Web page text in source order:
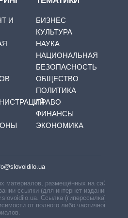
И
БИЗНЕС
КУЛЬТУРА
НАУКА
НАЦИОНАЛЬНАЯ
БЕЗОПАСНОСТЬ
ОБЩЕСТВО
ПОЛИТИКА
ПРАВО
ФИНАНСЫ
ЭКОНОМИКА
материалов, размещённых на сайте,
ссылки (для интернет-изданий —
Ссылка (гиперссылка)
от полного либо частичного